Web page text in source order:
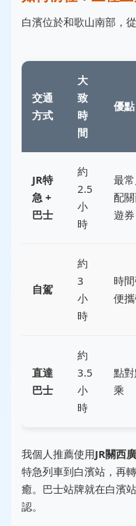
白濱位於和歌山南部，
交通
方式
大
致
時
間
優點
JR特
急 +
巴士
約
2.5
小
時
最
配
遊券
自駕
約
3
小
時
時
便
直達
巴士
約
3.5
小
時
點
乘
我個人推薦使用JR關西
特急列車到白濱站，再
癒。巴士站牌就在白濱
認。